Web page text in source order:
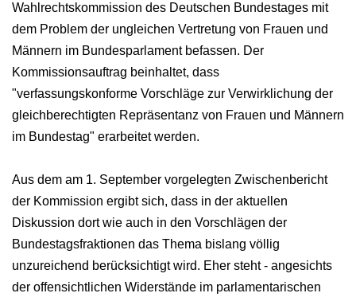
Wahlrechtskommission des Deutschen Bundestages mit
dem Problem der ungleichen Vertretung von Frauen und
Männern im Bundesparlament befassen. Der
Kommissionsauftrag beinhaltet, dass
"verfassungskonforme Vorschläge zur Verwirklichung der
gleichberechtigten Repräsentanz von Frauen und Männern
im Bundestag" erarbeitet werden.
Aus dem am 1. September vorgelegten Zwischenbericht
der Kommission ergibt sich, dass in der aktuellen
Diskussion dort wie auch in den Vorschlägen der
Bundestagsfraktionen das Thema bislang völlig
unzureichend berücksichtigt wird. Eher steht - angesichts
der offensichtlichen Widerstände im parlamentarischen